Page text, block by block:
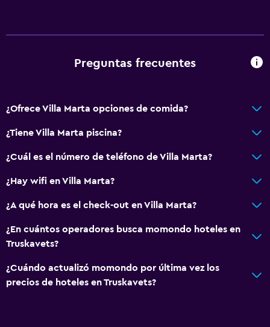
Preguntas frecuentes
¿Ofrece Villa Marta opciones de comida?
¿Tiene Villa Marta piscina?
¿Cuál es el número de teléfono de Villa Marta?
¿Hay wifi en Villa Marta?
¿A qué hora es el check-out en Villa Marta?
¿En cuántos operadores busca momondo hoteles en
Truskavets?
¿Cuándo actualizó momondo por última vez los
precios de hoteles en Truskavets?